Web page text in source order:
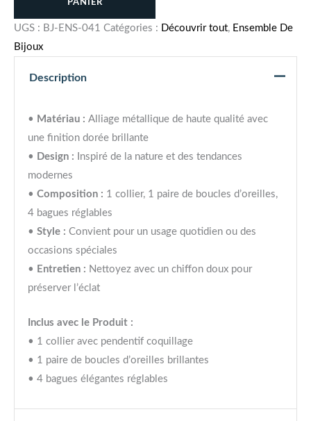
PANIER
UGS : BJ-ENS-041 Catégories : Découvrir tout, Ensemble De
Bijoux
Description
• Matériau : Alliage métallique de haute qualité avec
une finition dorée brillante
• Design : Inspiré de la nature et des tendances
modernes
• Composition : 1 collier, 1 paire de boucles d’oreilles,
4 bagues réglables
• Style : Convient pour un usage quotidien ou des
occasions spéciales
• Entretien : Nettoyez avec un chiffon doux pour
préserver l’éclat
Inclus avec le Produit :
• 1 collier avec pendentif coquillage
• 1 paire de boucles d’oreilles brillantes
• 4 bagues élégantes réglables